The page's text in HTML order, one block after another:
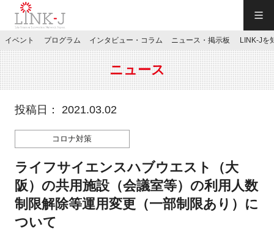
JP／EN
特別会員専用メニュー
施設ご予約
お問い合わせ
イベント プログラム インタビュー・コラム ニュース・掲示板 LINK-Jを
ニュース
投稿日： 2021.03.02
コロナ対策
ライフサイエンスハブウエスト（大
阪）の共用施設（会議室等）の利用人数
制限解除等運用変更（一部制限あり）に
ついて